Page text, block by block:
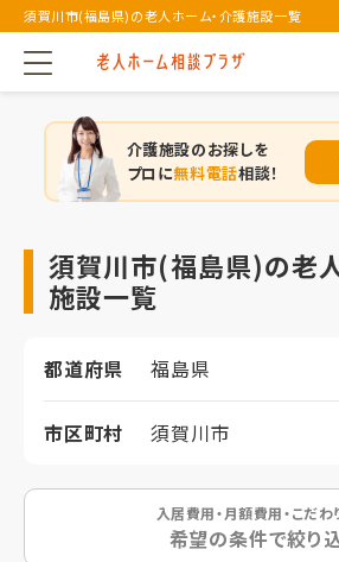
須賀川市(福島県)の老人ホーム・介護施設一覧
介護施設のお探しを
プロに無料電話相談！
須賀川市(福島県)の老
施設一覧
都道府県 福島県
市区町村 須賀川市
入居費用・月額費用・こだわ
希望の条件で絞り